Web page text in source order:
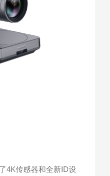
4K传感器和全新ID设